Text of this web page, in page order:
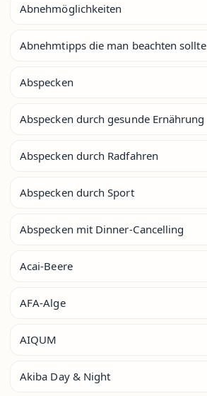
Abnehmöglichkeiten
Abnehmtipps die man beachten sollte
Abspecken
Abspecken durch gesunde Ernährung
Abspecken durch Radfahren
Abspecken durch Sport
Abspecken mit Dinner-Cancelling
Acai-Beere
AFA-Alge
AIQUM
Akiba Day & Night